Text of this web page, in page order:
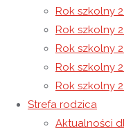
Rok szkolny
Rok szkolny
Rok szkolny
Rok szkolny
Rok szkolny
Strefa rodzica
Aktualności
Konkurs Plastyczny
Zajęcia z treningu
18 listopada 20207